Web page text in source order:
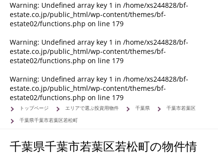
Warning: Undefined array key 1 in /home/xs244828/bf-
estate.co.jp/public_html/wp-content/themes/bf-
estate02/functions.php on line 179
Warning: Undefined array key 1 in /home/xs244828/bf-
estate.co.jp/public_html/wp-content/themes/bf-
estate02/functions.php on line 179
Warning: Undefined array key 1 in /home/xs244828/bf-
estate.co.jp/public_html/wp-content/themes/bf-
estate02/functions.php on line 179
トップページ エリアで選ぶ投資用物件 千葉県
千葉市若葉区
千葉県千葉市若葉区若松町
千葉県千葉市若葉区若松町の物件情